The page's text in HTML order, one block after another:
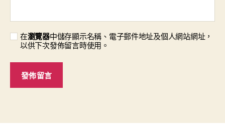
在瀏覽器中儲存顯示名稱、電子郵件地址及個人網站網址，
以供下次發佈留言時使用。